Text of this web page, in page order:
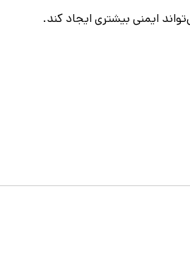
ایمنی بیشتری ایجاد کند.